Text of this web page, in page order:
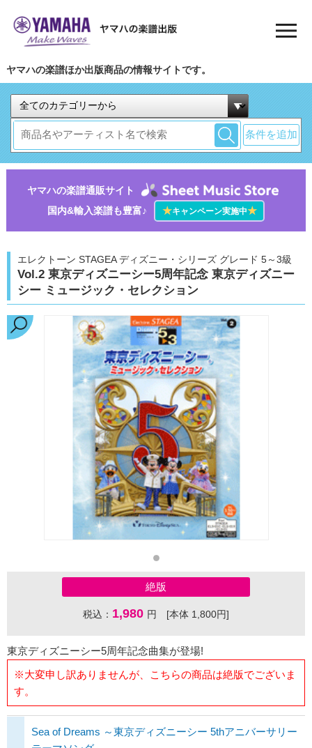
ヤマハの楽譜ほか出版商品の情報サイトです。
条件を追加
ヤマハの楽譜通販サイト
国内&輸入楽譜も豊富♪
★キャンペーン実施中★
エレクトーン STAGEA ディズニー・シリーズ グレード 5～3級
Vol.2 東京ディズニーシー5周年記念 東京ディズニー
シー ミュージック・セレクション
絶版
税込： 1,980 円 [本体 1,800円]
東京ディズニーシー5周年記念曲集が登場!
※大変申し訳ありませんが、こちらの商品は絶版でございま
す。
Sea of Dreams ～東京ディズニーシー 5thアニバーサリー